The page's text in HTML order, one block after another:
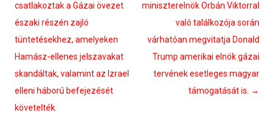
navigáció
csatlakoztak a Gázai övezet
északi részén zajló
tüntetésekhez, amelyeken
Hamász-ellenes jelszavakat
skandáltak, valamint az Izrael
elleni háború befejezését
követelték.
miniszterelnök Orbán Viktorral
való találkozója során
várhatóan megvitatja Donald
Trump amerikai elnök gázai
tervének esetleges magyar
támogatását is. →